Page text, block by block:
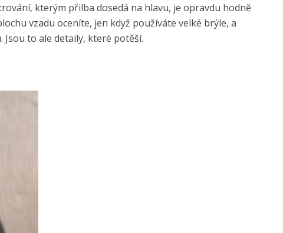
kterým přilba dosedá na hlavu, je opravdu hodně
vzadu oceníte, jen když používáte velké brýle, a
to ale detaily, které potěší.